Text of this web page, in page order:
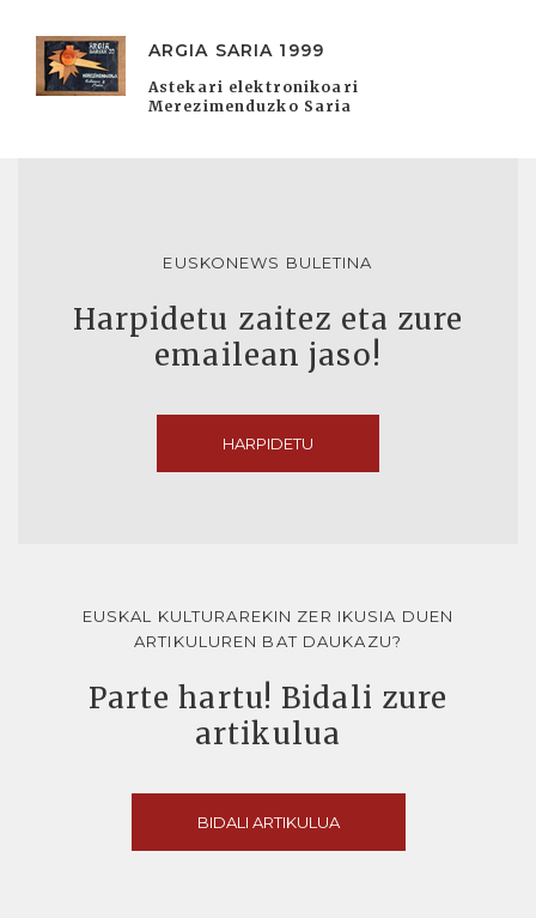
ARGIA SARIA 1999
Astekari elektronikoari
Merezimenduzko Saria
EUSKONEWS BULETINA
Harpidetu zaitez eta zure
emailean jaso!
HARPIDETU
EUSKAL KULTURAREKIN ZER IKUSIA DUEN
ARTIKULUREN BAT DAUKAZU?
Parte hartu! Bidali zure
artikulua
BIDALI ARTIKULUA